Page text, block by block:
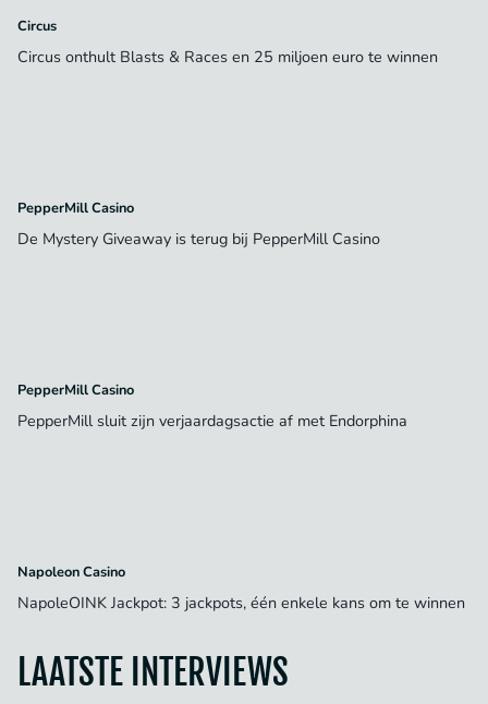
Circus
Circus onthult Blasts & Races en 25 miljoen euro te winnen
PepperMill Casino
De Mystery Giveaway is terug bij PepperMill Casino
PepperMill Casino
PepperMill sluit zijn verjaardagsactie af met Endorphina
Napoleon Casino
NapoleOINK Jackpot: 3 jackpots, één enkele kans om te winnen
LAATSTE INTERVIEWS